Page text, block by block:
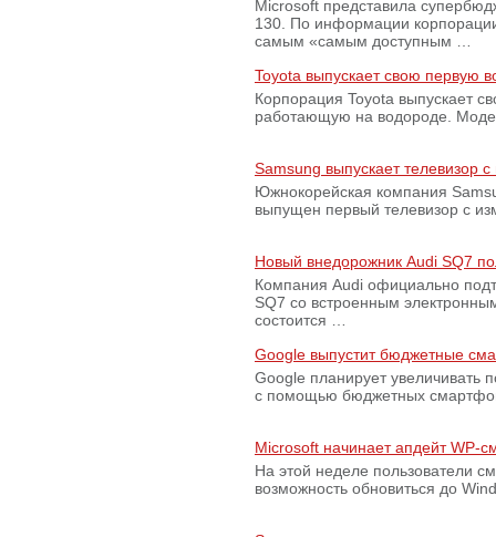
Microsoft представила
130. По информации
самым «самым доступным …
Toyota выпускает свою первую
Корпорация Toyota выпускает
работающую на водороде.
Samsung выпускает телевизор
Южнокорейская компания
выпущен первый телевизор с
Новый внедорожник Audi SQ7
Компания Audi официально
SQ7 со встроенным
состоится …
Google выпустит бюджетные
Google планирует увеличивать
с помощью бюджетных
Microsoft начинает апдейт WP-
На этой неделе пользователи
возможность обновиться до